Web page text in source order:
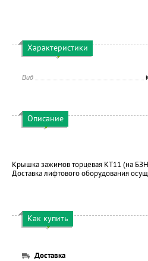
Характеристики
Вид
Описание
Крышка зажимов торцевая КТ11 (на
Доставка лифтового оборудования
Как купить
Доставка